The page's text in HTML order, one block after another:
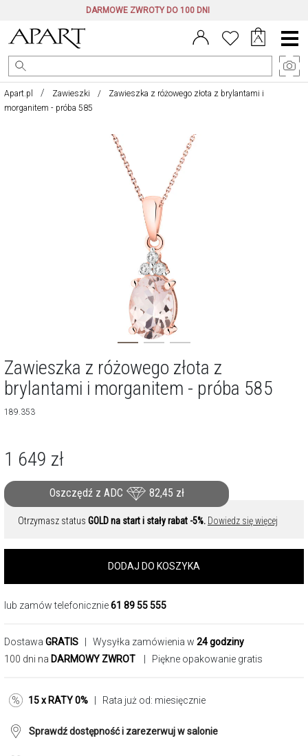
DARMOWE ZWROTY DO 100 DNI
Menu
główne
Apart.pl Zawieszki
Zawieszka z różowego złota z brylantami i
morganitem - próba 585
Zawieszka z różowego złota z
brylantami i morganitem - próba 585
189.353
1 649 zł
Oszczędź z ADC 82,45 zł
Otrzymasz status GOLD na start i stały rabat -5%. Dowiedz się więcej
DODAJ DO KOSZYKA
lub zamów telefonicznie61 89 55 555
Dostawa GRATIS | Wysyłka zamówienia w 24 godziny
100 dni na DARMOWY ZWROT | Piękne opakowanie gratis
15 x RATY 0% | Rata już od: miesięcznie
Sprawdź dostępność i zarezerwuj w salonie